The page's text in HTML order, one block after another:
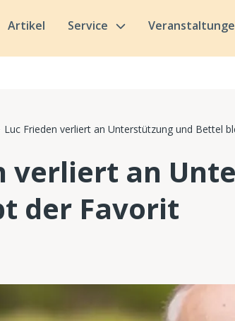
Artikel Service
Luc Frieden verliert an Unterstützung und Bettel
verliert an
der Favorit